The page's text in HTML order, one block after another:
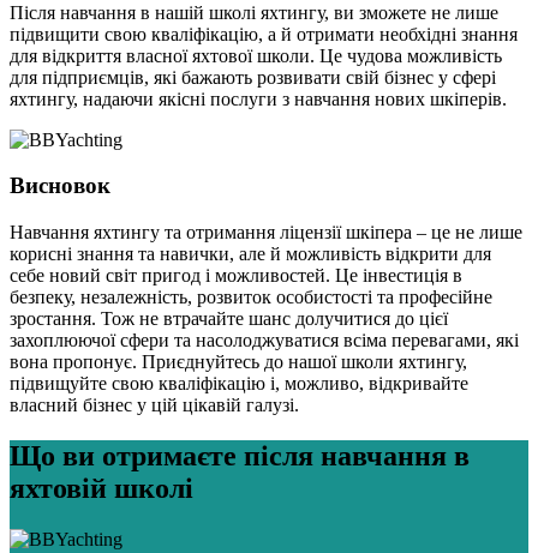
Після навчання в нашій школі яхтингу, ви зможете не лише
підвищити свою кваліфікацію, а й отримати необхідні знання
для відкриття власної яхтової школи. Це чудова можливість
для підприємців, які бажають розвивати свій бізнес у сфері
яхтингу, надаючи якісні послуги з навчання нових шкіперів.
Висновок
Навчання яхтингу та отримання ліцензії шкіпера – це не лише
корисні знання та навички, але й можливість відкрити для
себе новий світ пригод і можливостей. Це інвестиція в
безпеку, незалежність, розвиток особистості та професійне
зростання. Тож не втрачайте шанс долучитися до цієї
захоплюючої сфери та насолоджуватися всіма перевагами, які
вона пропонує. Приєднуйтесь до нашої школи яхтингу,
підвищуйте свою кваліфікацію і, можливо, відкривайте
власний бізнес у цій цікавій галузі.
Що ви отримаєте після навчання в
яхтовій школі